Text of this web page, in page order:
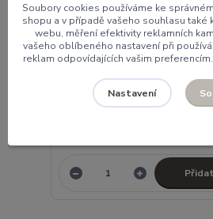
Klíčenka hnědá s červeným zipem
Soubory cookies používáme ke
shopu a v případě vašeho souhlasu také
webu, měření efektivity reklamních
vašeho oblíbeného nastavení při
reklam odpovídajících vašim preferencím.
Nastavení